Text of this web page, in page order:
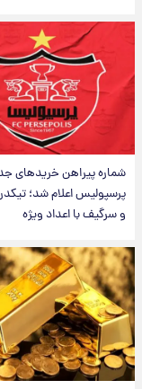
شماره پیراهن خریدهای
پرسپولیس اعلام شد؛
و سرگیف با اعداد ویژه